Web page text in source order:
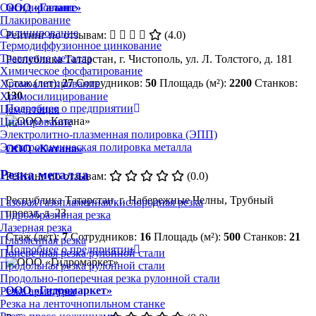
Оксидирование
Плакирование
Силицирование
Термодиффузионное цинкование
Травление металла
Химическое фосфатирование
Хромоалитирование
Хромосилицирование
Цементация
Цианирование
Электролитно-плазменная полировка (ЭПП)
Электрохимическая полировка металла
Резка металла
Газовая/газопламенная/кислородная резка
Гидроабразивная резка
Лазерная резка
Плазменная резка
Поперечная резка рулонной стали
Продольная резка рулонной стали
Продольно-поперечная резка рулонной стали
Резка арматуры
Резка на ленточнопильном станке
ООО «Галант»
Рейтинг по отзывам:
(4.0)
Республика Татарстан, г. Чистополь, ул. Л. Толстого, д. 181
Стаж (лет):27 Сотрудников: 50 Площадь (м²): 2200 Станков:
130
Подробнее о предприятии
ООО «Катана»
Рейтинг по отзывам:
(0.0)
Республика Татарстан, г. Набережные Челны, Трубный
проезд, д. 23
Стаж (лет):7 Сотрудников: 16 Площадь (м²): 500 Станков: 21
Подробнее о предприятии
ООО «Гидромаркет»